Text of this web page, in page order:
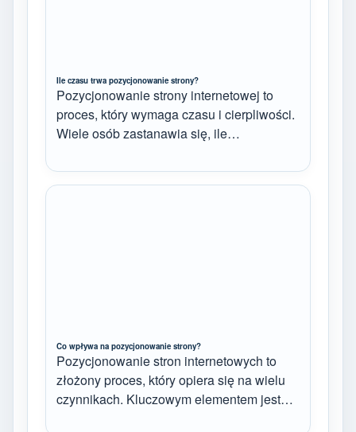
Ile czasu trwa pozycjonowanie strony?
Pozycjonowanie strony internetowej to
proces, który wymaga czasu i cierpliwości.
Wiele osób zastanawia się, ile…
Co wpływa na pozycjonowanie strony?
Pozycjonowanie stron internetowych to
złożony proces, który opiera się na wielu
czynnikach. Kluczowym elementem jest…